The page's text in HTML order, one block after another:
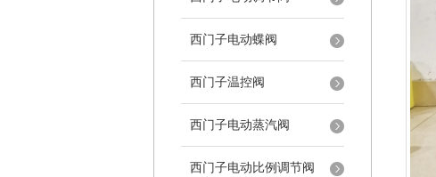
西门子电动蝶阀
西门子温控阀
西门子电动蒸汽阀
西门子电动比例调节阀